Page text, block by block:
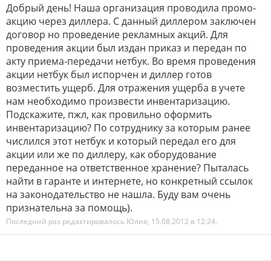
Добрый день! Наша организация проводила промо-
акцию через диллера. С данный диллером заключен
договор но проведение рекламных акций. Для
проведения акции был издан приказ и передан по
акту приема-передачи нетбук. Во время проведения
акции нетбук был испорчен и диллер готов
возместить ущерб. Для отражения ущерба в учете
нам необходимо произвести инвентаризацию.
Подскажите, пжл, как провильно оформить
инвентаризацию? По сотруднику за которым ранее
числился этот нетбук и который передал его для
акции или же по диллеру, как оборудование
переданное на ответственное хранение? Пыталась
найти в гаранте и интернете, но конкретный ссылок
на законодательство не нашла. Буду вам очень
признательна за помощь).
Последний раз редактировалось Юлия; 15.08.2012 в 12:24.